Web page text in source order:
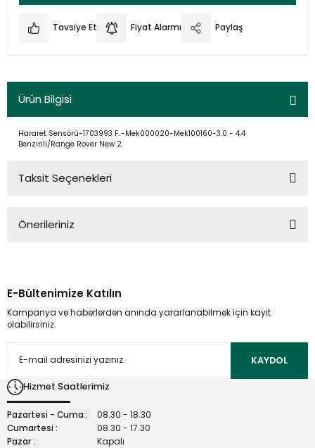
Tavsiye Et Fiyat Alarmı Paylaş
Ürün Bilgisi
Hararet Sensörü-1703993 F..-Mek000020-Mek100160-3.0 - 4.4
Benzinli/Range Rover New 2
Taksit Seçenekleri
Önerileriniz
kullanarak tarafımıza iletebilirsiniz.
Görüş ve önerileriniz için teşekkür ederiz.
Ürün açıklamasında eksik bilgiler bulunuyor.
Bu ürüne benzer farklı alternatifler olmalı.
E-Bültenimize Katılın
Kampanya ve haberlerden anında yararlanabilmek için kayıt
olabilirsiniz.
KAYDOL
Hizmet Saatlerimiz
Pazartesi - Cuma :
08.30 - 18.30
Cumartesi :
08.30 - 17.30
Pazar :
Kapalı